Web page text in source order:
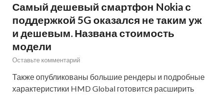
Самый дешевый смартфон Nokia с
поддержкой 5G оказался не таким уж
и дешевым. Названа стоимость
модели
Оставьте комментарий
Также опубликованы большие рендеры и подробные
характеристики HMD Global готовится расширить